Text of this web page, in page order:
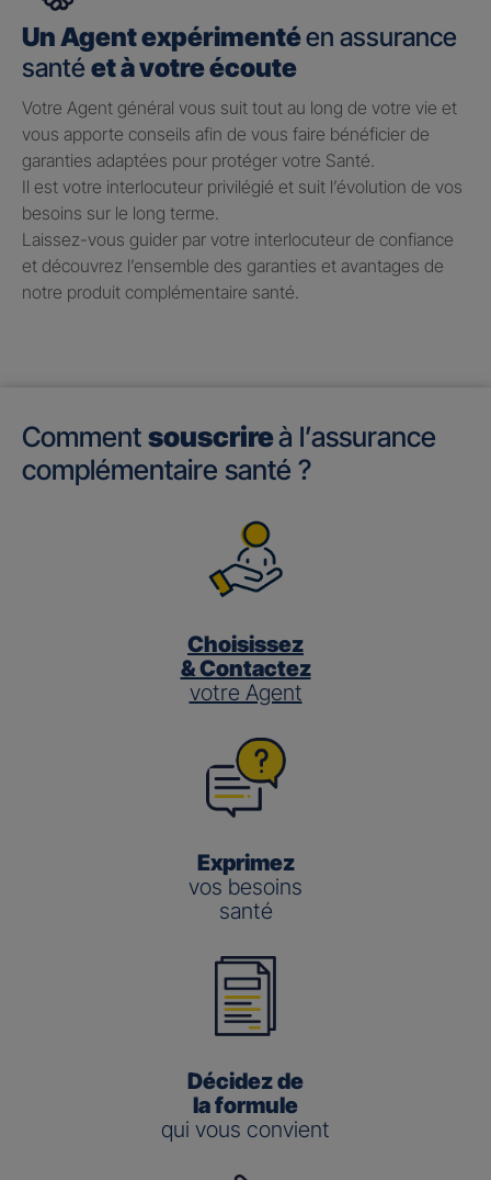
Un Agent expérimentéen assurance
santé et à votre écoute
Votre Agent général vous suit tout au long de votre vie et
vous apporte conseils afin de vous faire bénéficier de
garanties adaptées pour protéger votre Santé.​
Il est votre interlocuteur privilégié et suit l’évolution de vos
besoins sur le long terme.​
Laissez-vous guider par votre interlocuteur de confiance
et découvrez l’ensemble des garanties et avantages de
notre produit complémentaire santé.
Comment souscrireà l’assurance
complémentaire santé ?
Choisissez
& Contactez
votre Agent
Exprimez
vos besoins
santé
Décidez de
la formule
qui vous convient